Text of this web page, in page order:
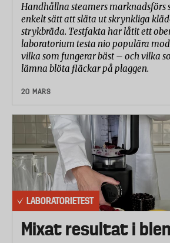
Handhållna steamers marknadsförs
enkelt sätt att släta ut skrynkliga
strykbräda. Testfakta har låtit ett
laboratorium testa nio populära
vilka som fungerar bäst – och vilka
lämna blöta fläckar på plaggen.
20 MARS
LABORATORIETEST
Mixat resultat i